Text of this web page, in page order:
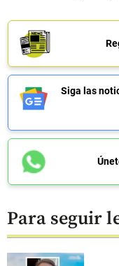
Siga las
Para seguir